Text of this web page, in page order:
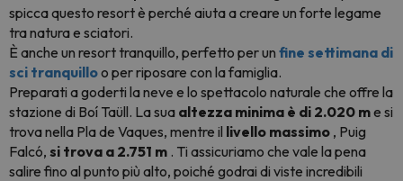
spicca questo resort è perché aiuta a creare un forte legame
tra natura e sciatori.
È anche un resort tranquillo, perfetto per un fine settimana di
sci tranquilloo per riposare con la famiglia.
Preparati a goderti la neve e lo spettacolo naturale che offre la
stazione di Boí Taüll. La sua altezza minima è di 2.020 me si
trova nella Pla de Vaques, mentre il livello massimo , Puig
Falcó, si trova a 2.751 m . Ti assicuriamo che vale la pena
salire fino al punto più alto, poiché godrai di viste incredibili